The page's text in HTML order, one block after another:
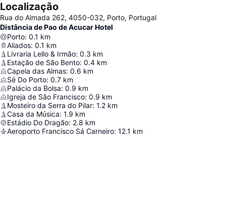
Localização
Rua do Almada 262, 4050-032, Porto, Portugal
Distância de Pao de Acucar Hotel
Porto: 0.1 km
Aliados: 0.1 km
Livraria Lello & Irmão: 0.3 km
Estação de São Bento: 0.4 km
Capela das Almas: 0.6 km
Sé Do Porto: 0.7 km
Palácio da Bolsa: 0.9 km
Igreja de São Francisco: 0.9 km
Mosteiro da Serra do Pilar: 1.2 km
Casa da Música: 1.9 km
Estádio Do Dragão: 2.8 km
Aeroporto Francisco Sá Carneiro: 12.1 km